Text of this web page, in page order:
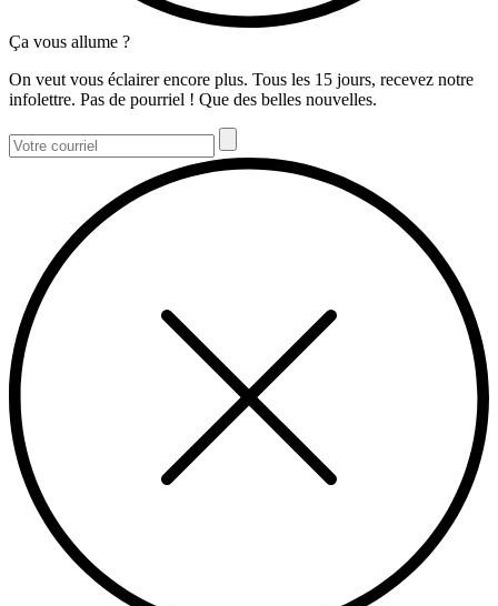
Ça vous allume ?
On veut vous éclairer encore plus. Tous les 15 jours, recevez notre
infolettre. Pas de pourriel ! Que des belles nouvelles.